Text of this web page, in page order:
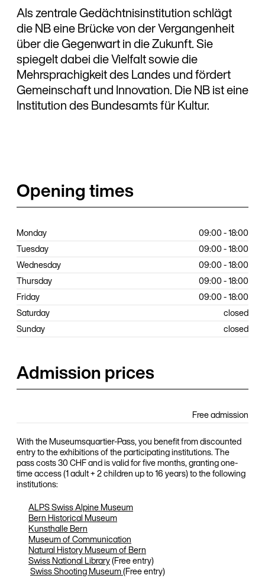
Als zentrale Gedächtnisinstitution schlägt
die NB eine Brücke von der Vergangenheit
über die Gegenwart in die Zukunft. Sie
spiegelt dabei die Vielfalt sowie die
Mehrsprachigkeit des Landes und fördert
Gemeinschaft und Innovation. Die NB ist eine
Institution des Bundesamts für Kultur.
Opening times
Monday
09:00 - 18:00
Tuesday
09:00 - 18:00
Wednesday
09:00 - 18:00
Thursday
09:00 - 18:00
Friday
09:00 - 18:00
Saturday
closed
Sunday
closed
Admission prices
Free admission
With the Museumsquartier-Pass, you benefit from discounted
entry to the exhibitions of the participating institutions. The
pass costs 30 CHF and is valid for five months, granting one-
time access (1 adult + 2 children up to 16 years) to the following
institutions:
ALPS Swiss Alpine Museum
Bern Historical Museum
Kunsthalle Bern
Museum of Communication
Natural History Museum of Bern
Swiss National Library(Free entry)
Swiss Shooting Museum(Free entry)